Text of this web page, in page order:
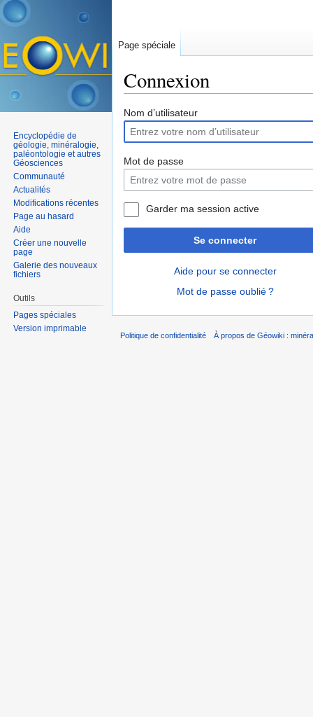
Connexion
Nom d’utilisateur
Mot de passe
Garder ma session active
Se connecter
Aide pour se connecter
Mot de passe oublié ?
Page spéciale
Encyclopédie de
géologie, minéralogie,
paléontologie et autres
Géosciences
Communauté
Actualités
Modifications récentes
Page au hasard
Aide
Créer une nouvelle
page
Galerie des nouveaux
fichiers
Outils
Pages spéciales
Version imprimable
Politique de confidentialité À propos de Géowiki :